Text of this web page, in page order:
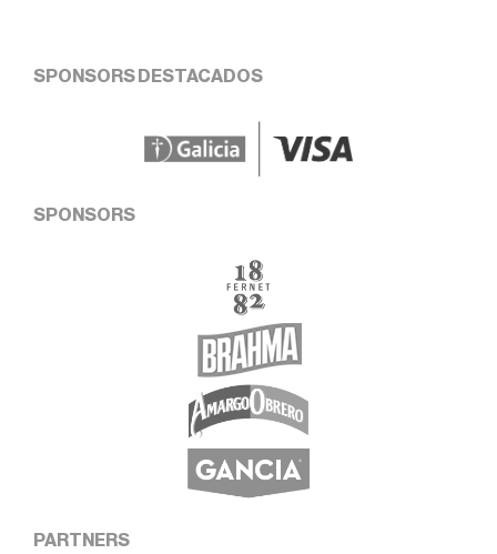
SPONSORS DESTACADOS
SPONSORS
PARTNERS